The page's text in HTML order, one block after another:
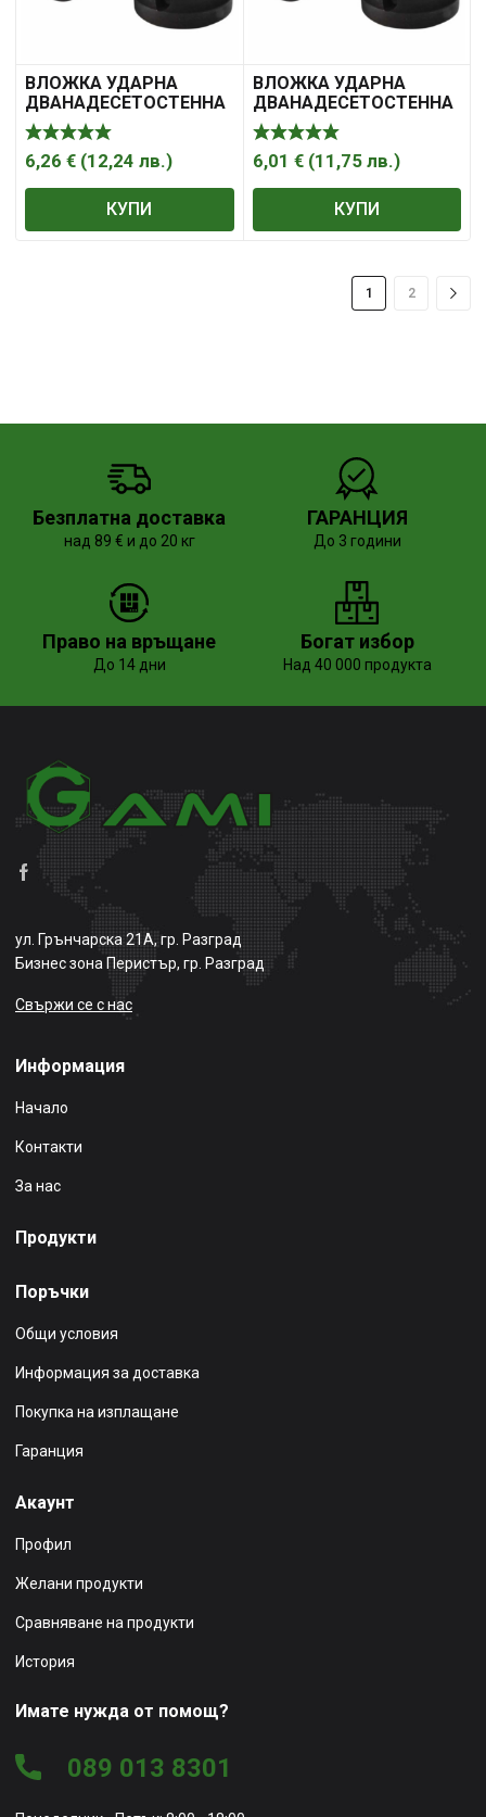
ВЛОЖКА УДАРНА
ДВАНАДЕСЕТОСТЕННА
18 3/4″ FORCE
6,26 € (12,24 лв.)
КУПИ
ВЛОЖКА УДАРНА
ДВАНАДЕСЕТОСТЕННА
20 3/4″ FORCE
6,01 € (11,75 лв.)
КУПИ
1 2
Безплатна доставка
над 89 € и до 20 кг
ГАРАНЦИЯ
До 3 години
Право на връщане
До 14 дни
Богат избор
Над 40 000 продукта
ул. Грънчарска 21А, гр. Разград
Бизнес зона Перистър, гр. Разград
Свържи се с нас
Информация
Начало
Контакти
За нас
Продукти
Поръчки
Общи условия
Информация за доставка
Покупка на изплащане
Гаранция
Акаунт
Профил
Желани продукти
Сравняване на продукти
История
Имате нужда от помощ?
089 013 8301